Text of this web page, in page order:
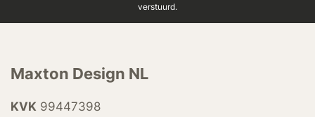
verstuurd.
Maxton Design NL
KVK 99447398